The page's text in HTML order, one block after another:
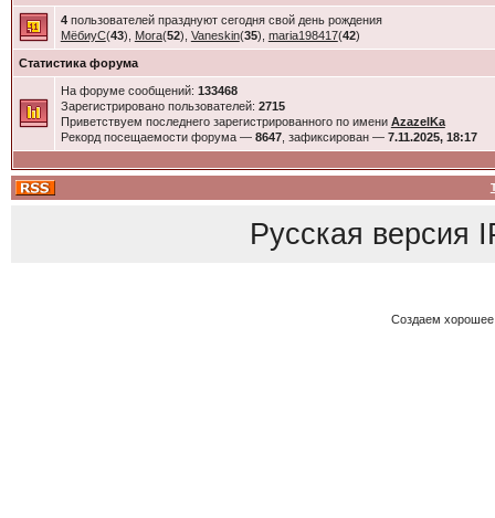
4пользователей празднуют сегодня свой день рождения
МёбиуС(43), Mora(52), Vaneskin(35), maria198417(42)
Статистика форума
На форуме сообщений: 133468
Зарегистрировано пользователей: 2715
Приветствуем последнего зарегистрированного по имени AzazelKa
Рекорд посещаемости форума — 8647, зафиксирован — 7.11.2025, 18:17
Русская версия
Создаем